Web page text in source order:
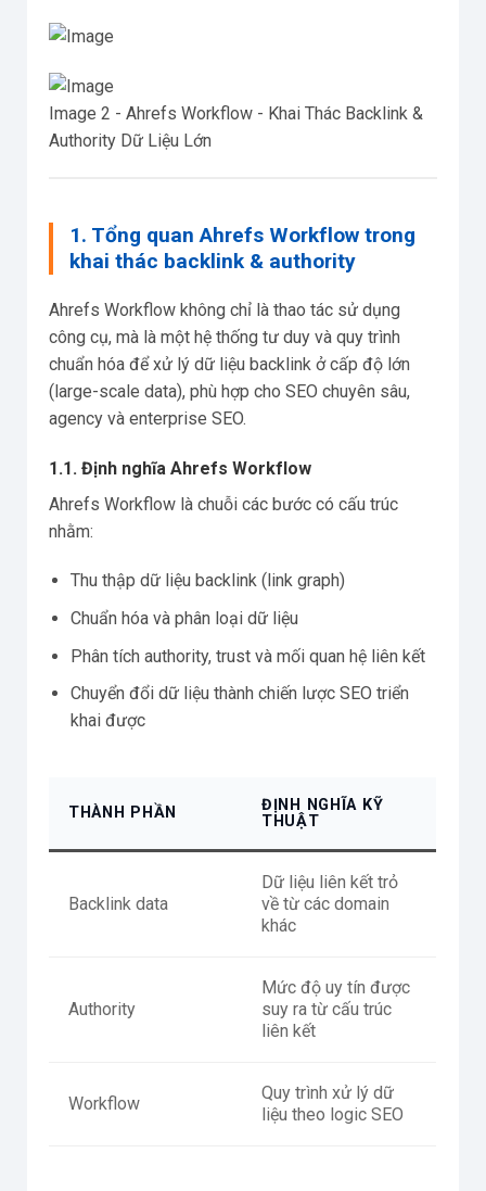
Image 2 - Ahrefs Workflow - Khai Thác Backlink &
Authority Dữ Liệu Lớn
1. Tổng quan Ahrefs Workflow trong
khai thác backlink & authority
Ahrefs Workflow không chỉ là thao tác sử dụng
công cụ, mà là một hệ thống tư duy và quy trình
chuẩn hóa để xử lý dữ liệu backlink ở cấp độ lớn
(large-scale data), phù hợp cho SEO chuyên sâu,
agency và enterprise SEO.
1.1. Định nghĩa Ahrefs Workflow
Ahrefs Workflow là chuỗi các bước có cấu trúc
nhằm:
Thu thập dữ liệu backlink (link graph)
Chuẩn hóa và phân loại dữ liệu
Phân tích authority, trust và mối quan hệ liên kết
Chuyển đổi dữ liệu thành chiến lược SEO triển
khai được
THÀNH PHẦN
ĐỊNH NGHĨA KỸ
THUẬT
Backlink data
Dữ liệu liên kết trỏ
về từ các domain
khác
Authority
Mức độ uy tín được
suy ra từ cấu trúc
liên kết
Workflow
Quy trình xử lý dữ
liệu theo logic SEO